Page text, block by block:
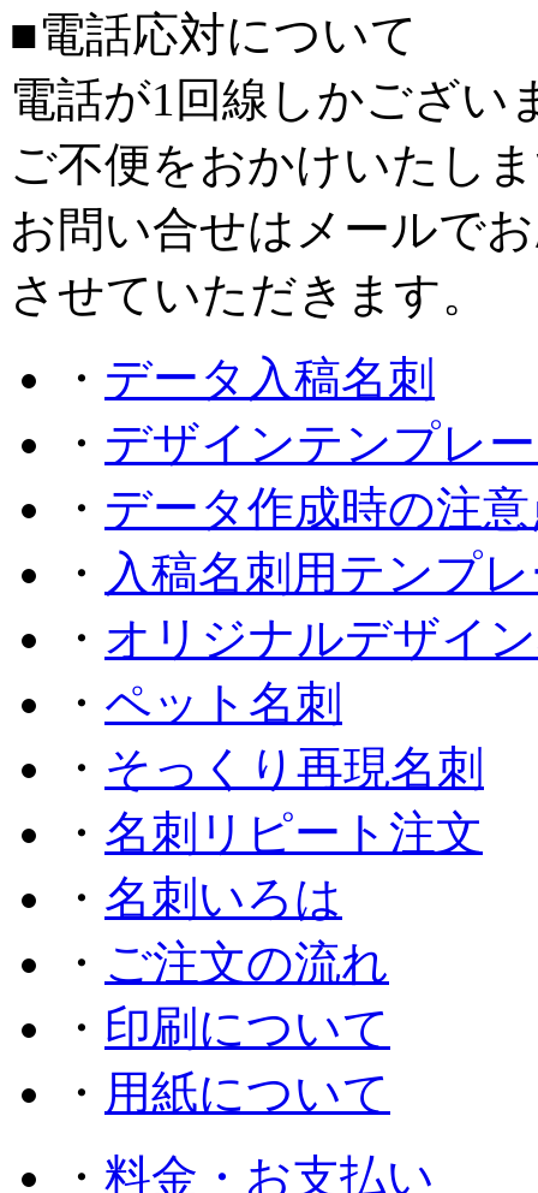
■電話応対について
電話が1回線しかござい
ご不便をおかけいたし
お問い合せはメールで
させていただきます。
・ データ入稿名刺
・ デザインテンプレ
・ データ作成時の注
・ 入稿名刺用テンプ
・ オリジナルデザイ
・ ペット名刺
・ そっくり再現名刺
・ 名刺リピート注文
・ 名刺いろは
・ ご注文の流れ
・ 印刷について
・ 用紙について
・ 料金・お支払い